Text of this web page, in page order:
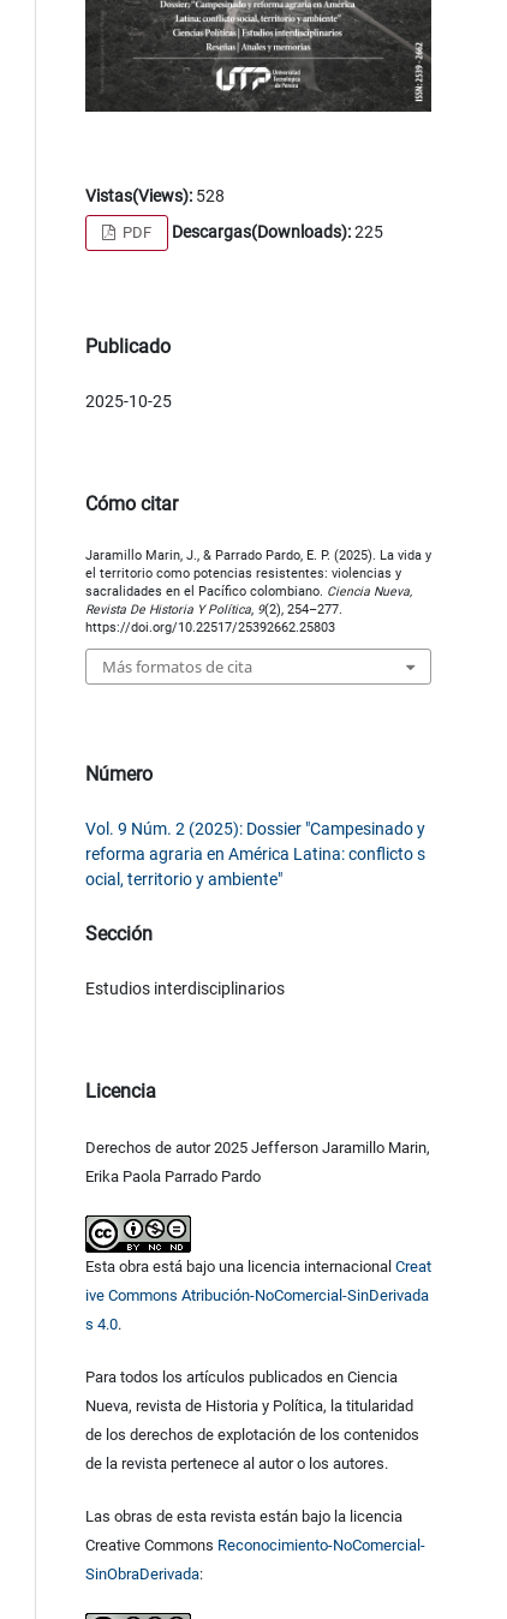
Vistas(Views):528
PDF Descargas(Downloads):225
Publicado
2025-10-25
Cómo citar
Jaramillo Marin, J., & Parrado Pardo, E. P. (2025). La vida y
el territorio como potencias resistentes: violencias y
sacralidades en el Pacífico colombiano. Ciencia Nueva,
Revista De Historia Y Política, 9(2), 254–277.
https://doi.org/10.22517/25392662.25803
Más formatos de cita
Número
Vol. 9 Núm. 2 (2025): Dossier "Campesinado y
reforma agraria en América Latina: conflicto s
ocial, territorio y ambiente"
Sección
Estudios interdisciplinarios
Licencia
Derechos de autor 2025 Jefferson Jaramillo Marin,
Erika Paola Parrado Pardo
Esta obra está bajo una licencia internacional Creat
ive Commons Atribución-NoComercial-SinDerivada
s 4.0.
Para todos los artículos publicados en Ciencia
Nueva, revista de Historia y Política, la titularidad
de los derechos de explotación de los contenidos
de la revista pertenece al autor o los autores.
Las obras de esta revista están bajo la licencia
Creative Commons Reconocimiento-NoComercial-
SinObraDerivada: